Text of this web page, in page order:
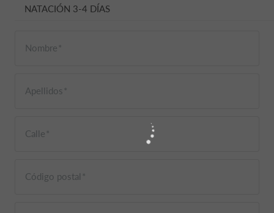
NATACIÓN 3-4 DÍAS
Nombre
Apellidos
Calle
Código postal